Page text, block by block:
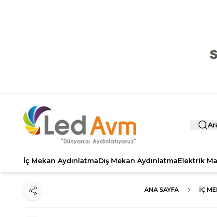
İç Mekan AydınlatmaDış Mekan AydınlatmaElektrik
ANA SAYFA İÇ
Paylaş